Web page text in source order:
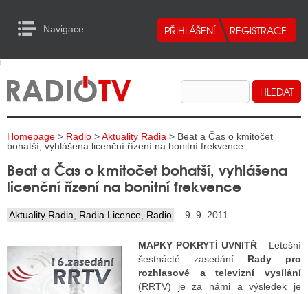
Navigace
RADIA
TELEVIZE
INTERNET
TISK
RADIA
RÁDIÍ
RÁDIÍ
to Content
Homepage > Radio >Aktuality Radia > Beat a Čas o kmitočet
bohatší, vyhlášena licenční řízení na bonitní frekvence
Beat a Čas o kmitočet bohatší, vyhlášena
licenční řízení na bonitní frekvence
Aktuality Radia Radia Licence Radio 9. 9. 2011
MAPKY POKRYTÍ UVNITŘ– Letošní
šestnácté zasedání Rady pro
rozhlasové a televizní vysílání
(RRTV) je za námi a výsledek je